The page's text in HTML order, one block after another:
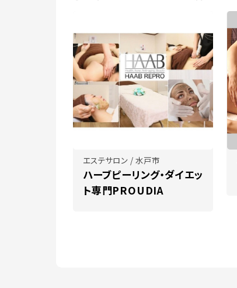
エステサロン / 水戸市
ハーブピーリング・ダイエッ
ト専門PROUDIA